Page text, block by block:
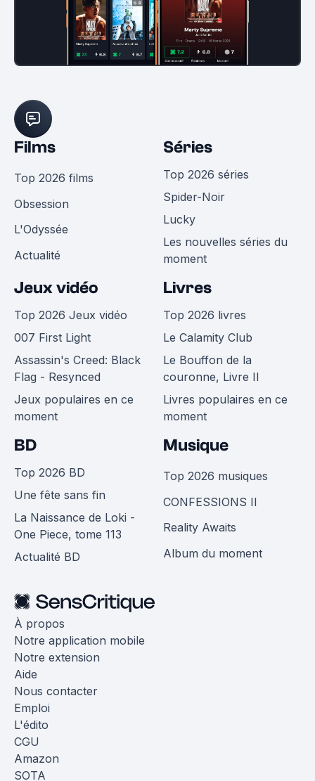
Films
Top 2026 films
Obsession
L'Odyssée
Actualité
Séries
Top 2026 séries
Spider-Noir
Lucky
Les nouvelles séries du
moment
Jeux vidéo
Top 2026 Jeux vidéo
007 First Light
Assassin's Creed: Black
Flag - Resynced
Jeux populaires en ce
moment
Livres
Top 2026 livres
Le Calamity Club
Le Bouffon de la
couronne, Livre II
Livres populaires en ce
moment
BD
Top 2026 BD
Une fête sans fin
La Naissance de Loki -
One Piece, tome 113
Actualité BD
Musique
Top 2026 musiques
CONFESSIONS II
Reality Awaits
Album du moment
À propos
Notre application mobile
Notre extension
Aide
Nous contacter
Emploi
L'édito
CGU
Amazon
SOTA